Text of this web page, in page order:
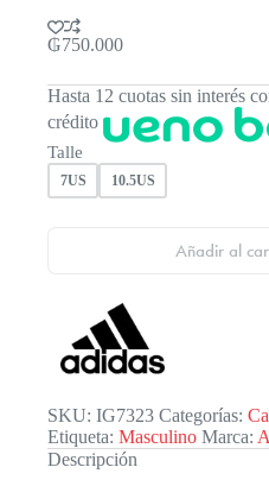
₲750.000
Hasta 12 cuotas sin interés
crédito
Talle
7US 10.5US
Añadir al
SKU: IG7323 Categorías:
Etiqueta: Masculino Marca:
Descripción